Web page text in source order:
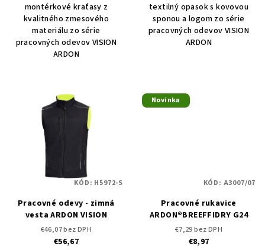
montérkové kraťasy z
kvalitného zmesového
materiálu zo série
pracovných odevov VISION
ARDON
textilný opasok s kovovou
sponou a logom zo série
pracovných odevov VISION
ARDON
Pracovné odevy - zimná
vesta ARDON VISION
€46,07 bez DPH
€56,67
KÓD: H5972-S
Novinka
Pracovné rukavice
ARDON®BREEFFIDRY G24
€7,29 bez DPH
€8,97
KÓD: A3007/07